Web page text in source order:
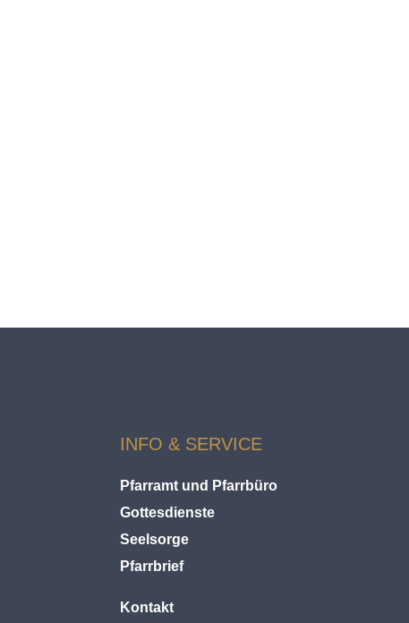
INFO & SERVICE
Pfarramt und Pfarrbüro
Gottesdienste
Seelsorge
Pfarrbrief
Kontakt